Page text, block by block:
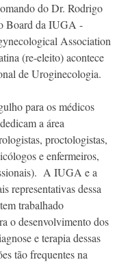
do Dr. Rodrigo
Board da IUGA -
Association
(re-eleito) acontece
de Uroginecologia.
para os médicos
a área
proctologistas,
e enfermeiros,
A IUGA e a
representativas dessa
trabalhado
o desenvolvimento dos
e terapia dessas
tão frequentes na